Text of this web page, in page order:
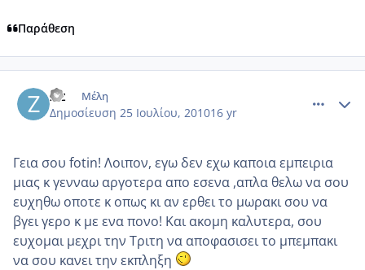
Παράθεση
ziz Μέλη
Δημοσίευση 25 Ιουλίου, 201016 yr
Γεια σου fotin! Λοιπον, εγω δεν εχω καποια εμπειρια
μιας κ γενναω αργοτερα απο εσενα ,απλα θελω να σου
ευχηθω οποτε κ οπως κι αν ερθει το μωρακι σου να
βγει γερο κ με ενα πονο! Και ακομη καλυτερα, σου
ευχομαι μεχρι την Τριτη να αποφασισει το μπεμπακι
να σου κανει την εκπληξη